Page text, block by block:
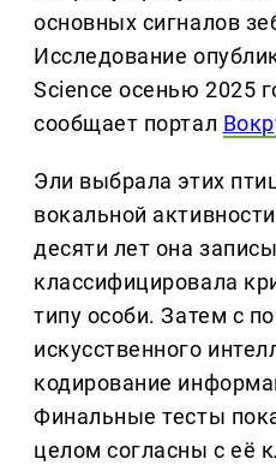
основных сигналов
Исследование
Science осенью 2025
сообщает портал
Эли выбрала этих
вокальной
десяти лет она
классифицировала
типу особи. Затем с
искусственного
кодирование
Финальные тесты
целом согласны с её